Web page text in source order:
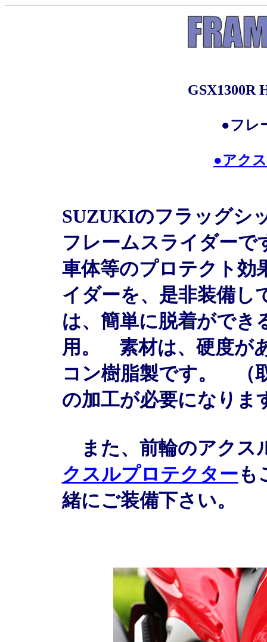
GSX1300R
●フレ
●アク
SUZUKIのフラッグシ
フレームスライダー
車体等のプロテクト効
イダーを、是非装備
は、簡単に脱着ができ
用。 素材は、硬度が
コン樹脂製です。 （
の加工が必要になりま
また、前輪のアクス
クスルプロテクターも
緒にご装備下さい。